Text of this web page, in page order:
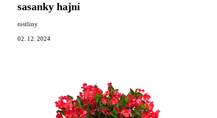
sasanky hajní
rostliny
02. 12. 2024